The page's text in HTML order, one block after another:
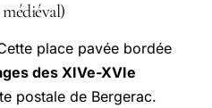
place pavée bordée
des XIVe-XVIe
postale de Bergerac.